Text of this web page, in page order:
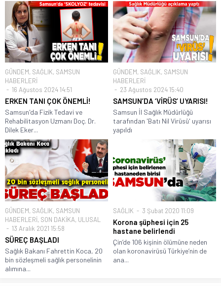
GÜNDEM, SAĞLIK, SAMSUN
HABERLERİ
16 Ağustos 2024 14:51
ERKEN TANI ÇOK ÖNEMLİ!
Samsun'da Fizik Tedavi ve
Rehabilitasyon Uzmanı Doç. Dr.
Dilek Eker...
GÜNDEM, SAĞLIK, SAMSUN
HABERLERİ
23 Ağustos 2024 15:40
SAMSUN’DA ‘VİRÜS’ UYARISI!
Samsun İl Sağlık Müdürlüğü
tarafından 'Batı Nil Virüsü' uyarısı
yapıldı
GÜNDEM, SAĞLIK, SAMSUN
HABERLERİ, SON DAKİKA, ULUSAL
13 Aralık 2021 15:58
SÜREÇ BAŞLADI
Sağlık Bakanı Fahrettin Koca, 20
bin sözleşmeli sağlık personelinin
alımına...
SAĞLIK 3 Şubat 2020 11:09
Korona şüphesi için 25
hastane belirlendi
Çin’de 106 kişinin ölümüne neden
olan koronavirüsü Türkiye’nin de
ana...